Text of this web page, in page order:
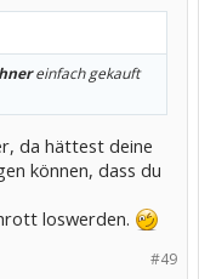
einfach gekauft
da hättest deine
können, dass du
loswerden.
#49